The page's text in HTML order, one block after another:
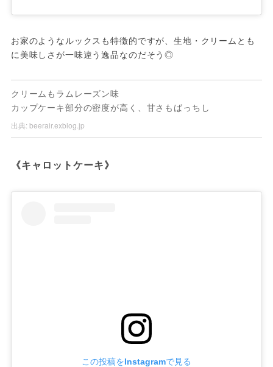
お家のようなルックスも特徴的ですが、生地・クリームとも
に美味しさが一味違う逸品なのだそう◎
クリームもラムレーズン味
カップケーキ部分の密度が高く、甘さもばっちし
出典: beerair.exblog.jp
《キャロットケーキ》
この投稿をInstagramで見る